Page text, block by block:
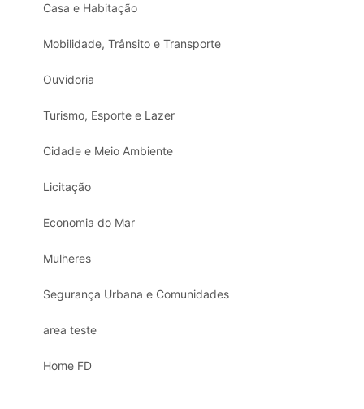
Casa e Habitação
Mobilidade, Trânsito e Transporte
Ouvidoria
Turismo, Esporte e Lazer
Cidade e Meio Ambiente
Licitação
Economia do Mar
Mulheres
Segurança Urbana e Comunidades
area teste
Home FD